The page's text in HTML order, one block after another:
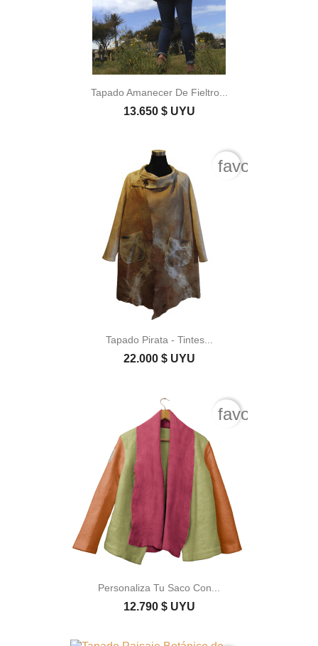
Tapado Amanecer De Fieltro...
13.650 $ UYU
Tapado Pirata - Tintes...
22.000 $ UYU
Personaliza Tu Saco Con...
12.790 $ UYU